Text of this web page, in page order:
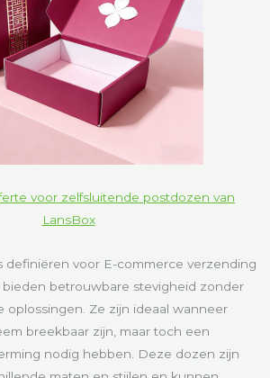
voor zelfsluitende postdozen van
LansBox
definiëren voor E-commerce verzending
betrouwbare stevigheid zonder
oplossingen. Ze zijn ideaal wanneer
breekbaar zijn, maar toch een
nodig hebben. Deze dozen zijn